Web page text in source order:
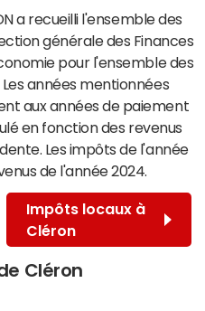
a recueilli l'ensemble des
générale des Finances
pour l'ensemble des
années mentionnées
aux années de paiement
en fonction des revenus
Les impôts de l'année
de l'année 2024.
Impôts locaux à
Cléron
Cléron